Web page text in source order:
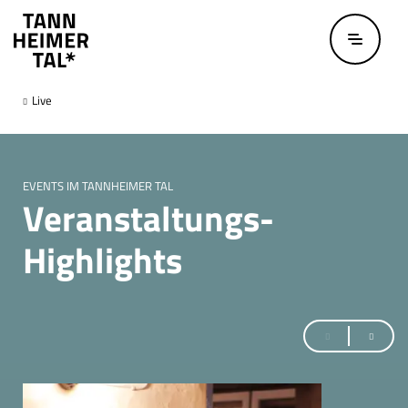
Live
EVENTS IM TANNHEIMER TAL
Veranstaltungs-
Highlights